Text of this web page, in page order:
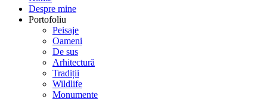
Despre mine
Portofoliu
Peisaje
Oameni
De sus
Arhitectură
Tradiții
Wildlife
Monumente